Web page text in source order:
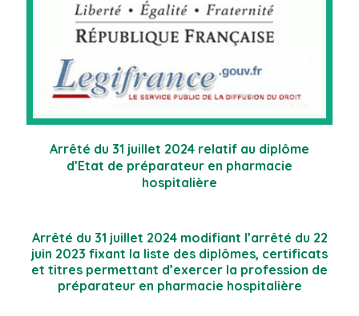
Arrêté du 31 juillet 2024 relatif au diplôme
d’Etat de préparateur en pharmacie
hospitalière
Arrêté du 31 juillet 2024 modifiant l’arrêté du 22
juin 2023 fixant la liste des diplômes, certificats
et titres permettant d’exercer la profession de
préparateur en pharmacie hospitalière